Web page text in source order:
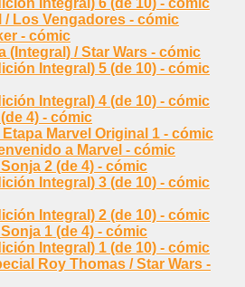
Integral) 6 (de 10) - cómic
/ Los Vengadores - cómic
- cómic
(Integral) / Star Wars - cómic
Integral) 5 (de 10) - cómic
Integral) 4 (de 10) - cómic
4) - cómic
Marvel Original 1 - cómic
a Marvel - cómic
2 (de 4) - cómic
Integral) 3 (de 10) - cómic
Integral) 2 (de 10) - cómic
1 (de 4) - cómic
Integral) 1 (de 10) - cómic
Roy Thomas / Star Wars -